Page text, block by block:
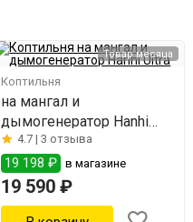
Товар месяца
Коптильня
на мангал и
дымогенератор Hanhi
Ultra4.7 |3 отзыва
19 198 ₽ в магазине
19 590 ₽